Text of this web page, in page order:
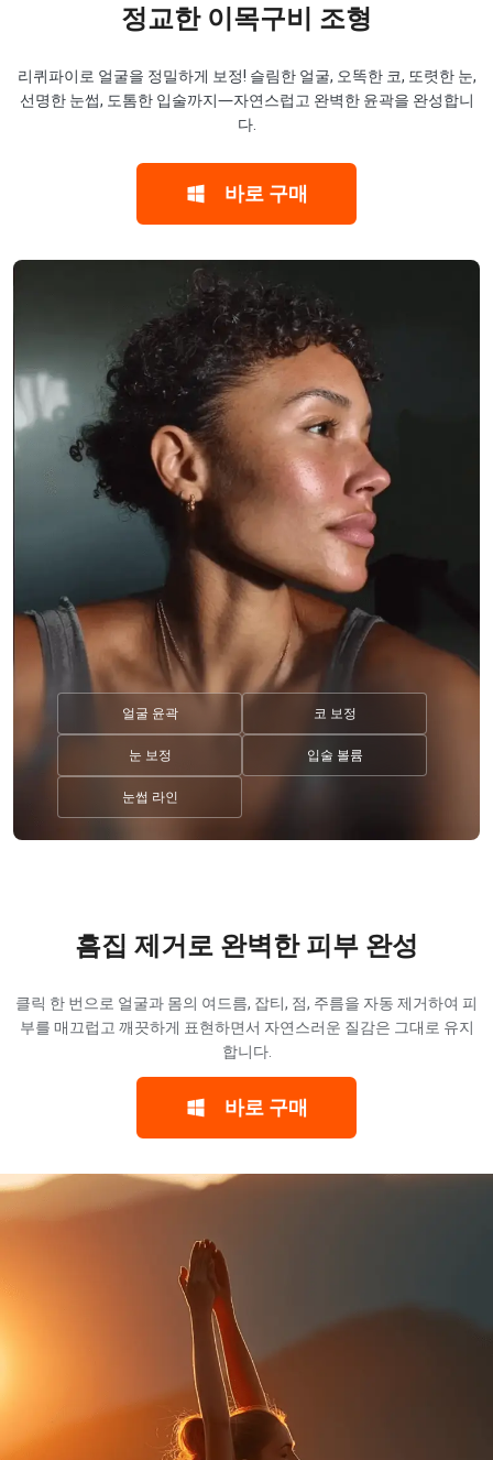
정교한 이목구비 조형
리퀴파이로 얼굴을 정밀하게 보정! 슬림한 얼굴, 오똑한 코, 또렷한 눈,
선명한 눈썹, 도톰한 입술까지―자연스럽고 완벽한 윤곽을 완성합니
다.
바로 구매
얼굴 윤곽 코 보정
눈 보정 입술 볼륨
눈썹 라인
흠집 제거로 완벽한 피부 완성
클릭 한 번으로 얼굴과 몸의 여드름, 잡티, 점, 주름을 자동 제거하여 피
부를 매끄럽고 깨끗하게 표현하면서 자연스러운 질감은 그대로 유지
합니다.
바로 구매